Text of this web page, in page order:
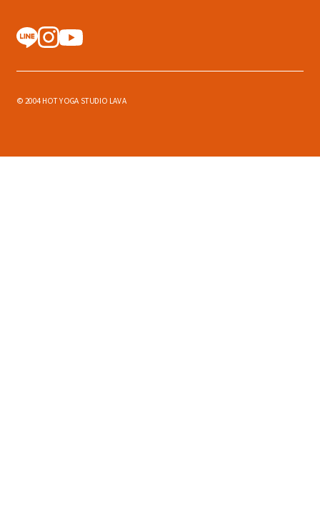
© 2004 HOT YOGA STUDIO LAVA